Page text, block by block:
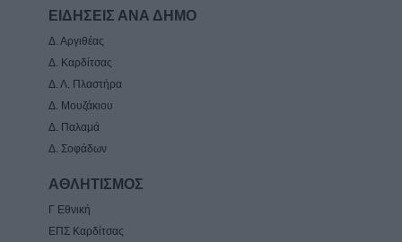
ΕΙΔΗΣΕΙΣ ΑΝΑ ΔΗΜΟ
Δ. Αργιθέας
Δ. Καρδίτσας
Δ. Λ. Πλαστήρα
Δ. Μουζάκιου
Δ. Παλαμά
Δ. Σοφάδων
ΑΘΛΗΤΙΣΜΟΣ
Γ Εθνική
ΕΠΣ Καρδίτσας